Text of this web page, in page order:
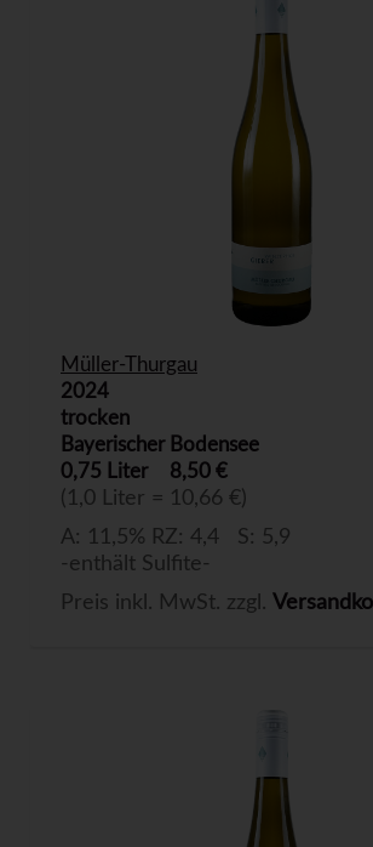
Müller-Thurgau
2024
trocken
Bayerischer Bodensee
0,75 Liter
8,50 €
(1,0 Liter = 10,66 €)
A: 11,5% RZ: 4,4 S: 5,9
-enthält Sulfite-
Preis inkl. MwSt. zzgl.